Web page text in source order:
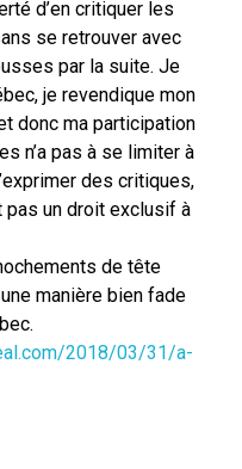
d’en critiquer les
se retrouver avec
par la suite. Je
je revendique mon
donc ma participation
n’a pas à se limiter à
des critiques,
pas un droit exclusif à
de tête
manière bien fade
2018/03/31/a-